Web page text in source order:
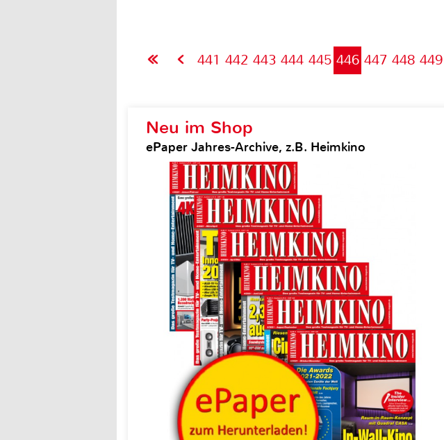
441 442 443 444 445 446 447 448 449
Neu im Shop
ePaper Jahres-Archive, z.B. Heimkino